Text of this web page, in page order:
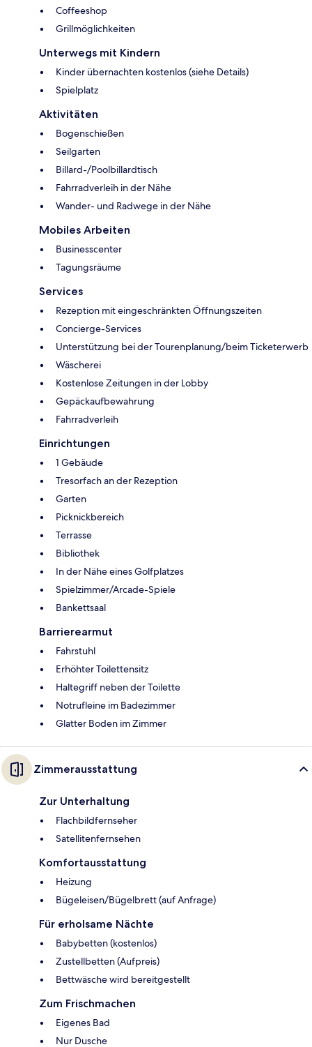
Coffeeshop
Grillmöglichkeiten
Unterwegs mit Kindern
Kinder übernachten kostenlos (siehe Details)
Spielplatz
Aktivitäten
Bogenschießen
Seilgarten
Billard-/Poolbillardtisch
Fahrradverleih in der Nähe
Wander- und Radwege in der Nähe
Mobiles Arbeiten
Businesscenter
Tagungsräume
Services
Rezeption mit eingeschränkten Öffnungszeiten
Concierge-Services
Unterstützung bei der Tourenplanung/beim Ticketerwerb
Wäscherei
Kostenlose Zeitungen in der Lobby
Gepäckaufbewahrung
Fahrradverleih
Einrichtungen
1 Gebäude
Tresorfach an der Rezeption
Garten
Picknickbereich
Terrasse
Bibliothek
In der Nähe eines Golfplatzes
Spielzimmer/Arcade-Spiele
Bankettsaal
Barrierearmut
Fahrstuhl
Erhöhter Toilettensitz
Haltegriff neben der Toilette
Notrufleine im Badezimmer
Glatter Boden im Zimmer
Zimmerausstattung
Zur Unterhaltung
Flachbildfernseher
Satellitenfernsehen
Komfortausstattung
Heizung
Bügeleisen/Bügelbrett (auf Anfrage)
Für erholsame Nächte
Babybetten (kostenlos)
Zustellbetten (Aufpreis)
Bettwäsche wird bereitgestellt
Zum Frischmachen
Eigenes Bad
Nur Dusche